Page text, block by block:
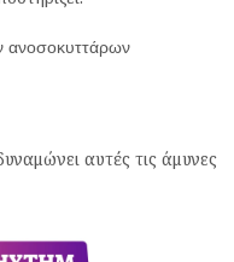
ανοσοκυττάρων
αυτές τις άμυνες